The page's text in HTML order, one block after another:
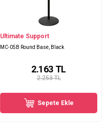
Ultimate Support
MC-05B Round Base, Black
2.253 TL
2.163 TL
Sepete Ekle